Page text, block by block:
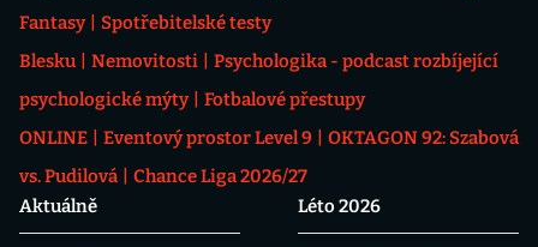
Fantasy
Spotřebitelské testy
Blesku
Nemovitosti
Psychologika - podcast rozbíjející
psychologické mýty
Fotbalové přestupy
ONLINE
Eventový prostor Level 9
OKTAGON 92: Szabová
vs. Pudilová
Chance Liga 2026/27
Aktuálně
Léto 2026